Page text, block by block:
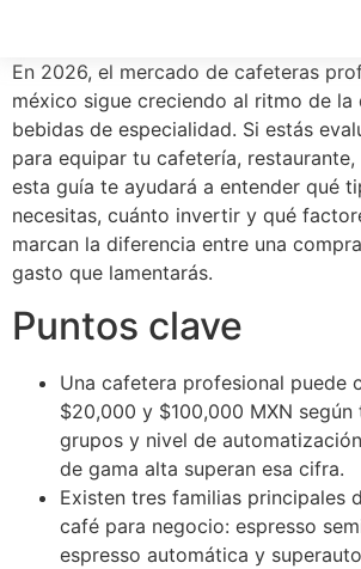
En 2026, el mercado de cafeteras
méxico sigue creciendo al ritmo de la
bebidas de especialidad. Si estás
para equipar tu cafetería,
esta guía te ayudará a entender qué
necesitas, cuánto invertir y qué
marcan la diferencia entre una
gasto que lamentarás.
Puntos clave
Una cafetera profesional puede
$20,000 y $100,000 MXN
grupos y nivel de
de gama alta superan esa cifra.
Existen tres familias principales
café para negocio: espresso
espresso automática y